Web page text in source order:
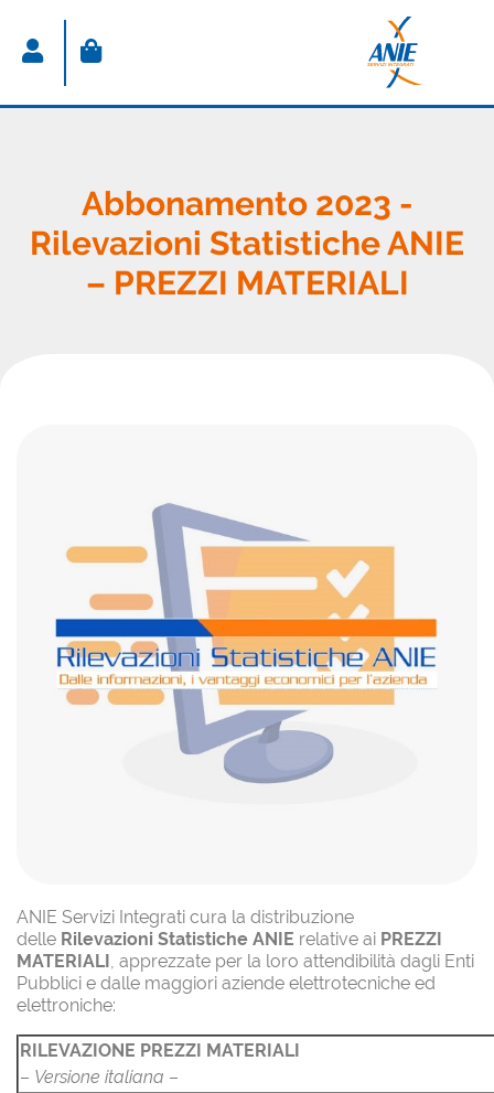
Password
Abbonamento 2023 -
Rilevazioni Statistiche ANIE
– PREZZI MATERIALI
ANIE Servizi Integrati cura la distribuzione
delle Rilevazioni Statistiche ANIE relative ai PREZZI
MATERIALI , apprezzate per la loro attendibilità dagli Enti
Pubblici e dalle maggiori aziende elettrotecniche ed
elettroniche:
RILEVAZIONE PREZZI MATERIALI
– Versione italiana –